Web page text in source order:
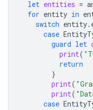
let entities =
for entity in
switch entity.
case
guard let
print(
return
}
print(
print(
case